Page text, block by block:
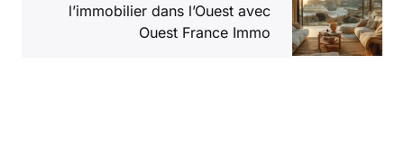
l’immobilier dans l’Ouest avec
Ouest France Immo